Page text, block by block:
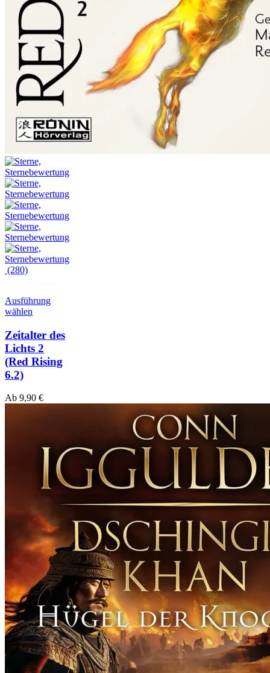
(280)
Ausführung
wählen
Zeitalter des
Lichts 2
(Red Rising
6.2)
Ab 9,90 €